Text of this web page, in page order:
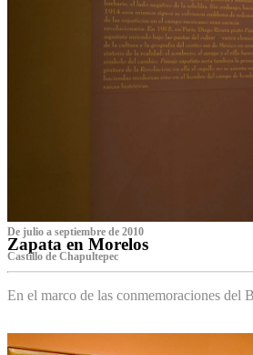
De julio a septiembre de 2010
Zapata en Morelos
Castillo de Chapultepec
En el marco de las conmemoraciones